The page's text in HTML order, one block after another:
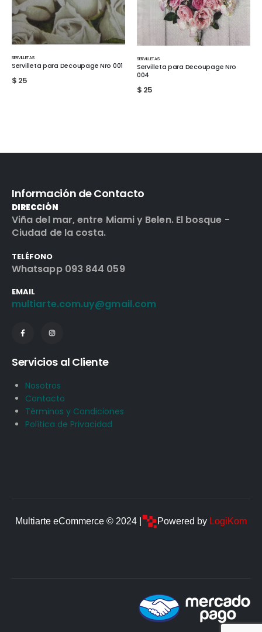
SERVILLETAS
Servilleta para Decoupage Nro
SERVILLETAS
Servilleta para Decoupage Nro 015
Información de Contacto
DIRECCIÓN
Viña del mar, entre Miami y Belen. El bosque -
Ciudad de la costa.
TELÉFONO
Whatsapp 093 844 059
EMAIL
multiarte.com.uy@gmail.com
Servicios al Cliente
Nosotros
Contacto
Términos y Condiciones
Política de Privacidad
Multiarte eCommerce © 2024 | Powered by LogiKom